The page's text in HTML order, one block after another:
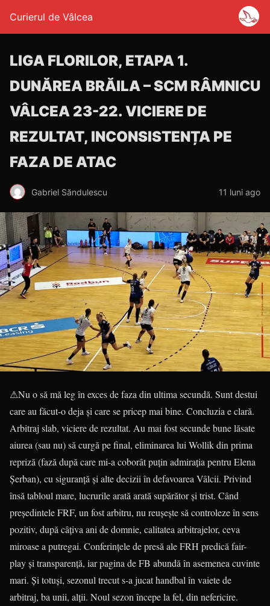
Curierul de Vâlcea
LIGA FLORILOR, ETAPA 1.
DUNĂREA BRĂILA – SCM RÂMNICU
VÂLCEA 23-22. VICIERE DE
REZULTAT, INCONSISTENȚA PE
FAZA DE ATAC
Gabriel Săndulescu 11 luni ago
⚠Nu o să mă leg în exces de faza din ultima secundă. Sunt destui
care au făcut-o deja și care se pricep mai bine. Concluzia e clară.
Arbitraj slab, viciere de rezultat. Au mai fost secunde bune lăsate
aiurea (sau nu) să curgă pe final, eliminarea lui Wollik din prima
repriză (fază după care mi-a coborât puțin admirația pentru Elena
Șerban), cu siguranță și alte decizii în defavoarea Vâlcii. Privind
însă tabloul mare, lucrurile arată arată supărător și trist. Când
președintele FRF, un fost arbitru, nu reușește să controleze în sens
pozitiv, după câțiva ani de domnie, calitatea arbitrajelor, ceva
miroase a putregai. Conferințele de presă ale FRH predică fair-
play și transparență, iar pagina de FB abundă în asemenea cuvinte
mari. Și totuși, sezonul trecut s-a jucat handbal în vaiete de
arbitraj, ba unii, alții. Noul sezon începe la fel, din nefericire.